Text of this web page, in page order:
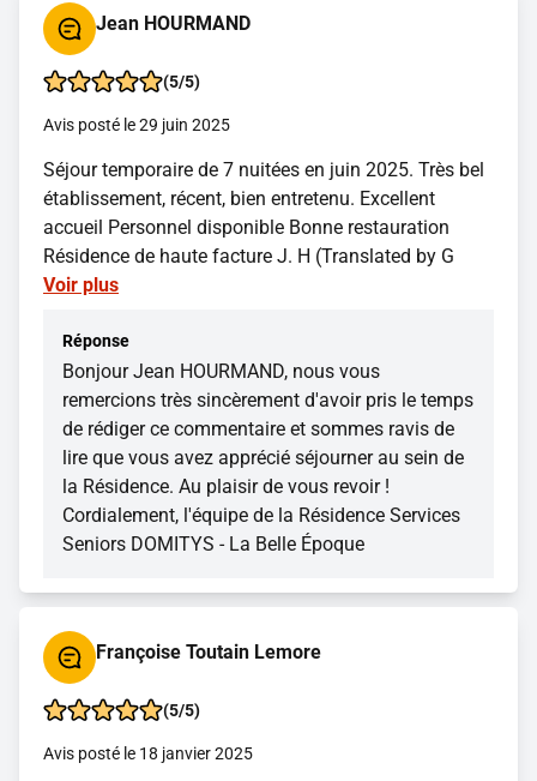
Jean HOURMAND
(5/5)
Avis posté le 29 juin 2025
Séjour temporaire de 7 nuitées en juin 2025. Très bel
établissement, récent, bien entretenu. Excellent
accueil Personnel disponible Bonne restauration
Résidence de haute facture J. H (Translated by G
Voir plus
Réponse
Bonjour Jean HOURMAND, nous vous
remercions très sincèrement d'avoir pris le temps
de rédiger ce commentaire et sommes ravis de
lire que vous avez apprécié séjourner au sein de
la Résidence. Au plaisir de vous revoir !
Cordialement, l'équipe de la Résidence Services
Seniors DOMITYS - La Belle Époque
Françoise Toutain Lemore
(5/5)
Avis posté le 18 janvier 2025